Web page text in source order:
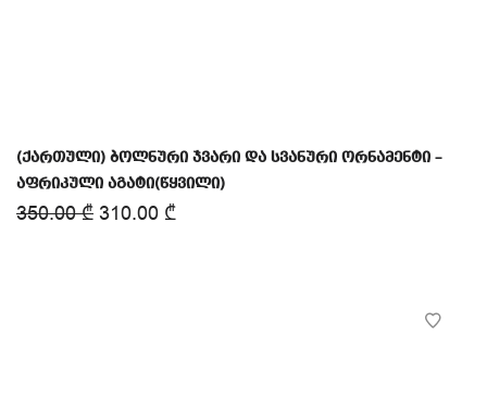
(ქართული) ბოლნური ჯვარი და სვანური ორნამენტი –
აფრიკული აგატი(წყვილი)
350.00₾ 310.00 ₾